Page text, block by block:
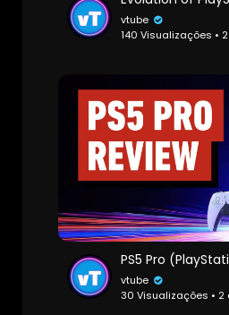
vtube
140 Visualizações •
PS5 Pro
vtube
30 Visualizações •